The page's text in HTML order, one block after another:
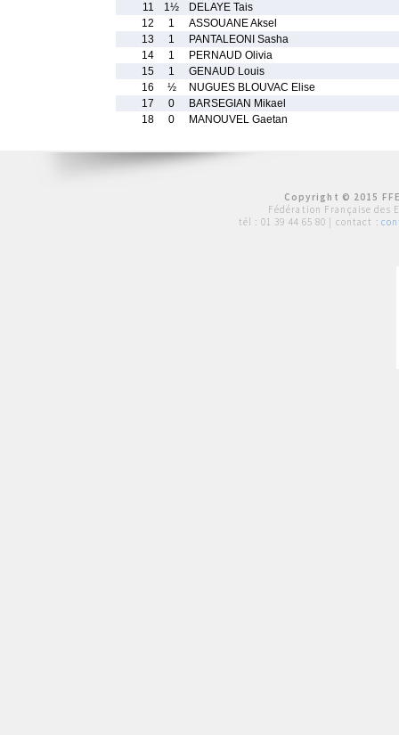
11
1½
DELAYE Tais
12
1
ASSOUANE Aksel
13
1
PANTALEONI Sasha
14
1
PERNAUD Olivia
15
1
GENAUD Louis
16
½
NUGUES BLOUVAC Elise
17
0
BARSEGIAN Mikael
18
0 MANOUVEL Gaetan
Copyright © 2015
Fédération Française des
tél : 01 39 44 65 80 | contact :